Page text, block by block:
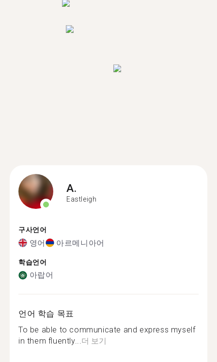
A.
Eastleigh
구사언어
영어 아르메니아어
학습언어
아랍어
언어 학습 목표
To be able to communicate and express myself
in them fluently...더 보기